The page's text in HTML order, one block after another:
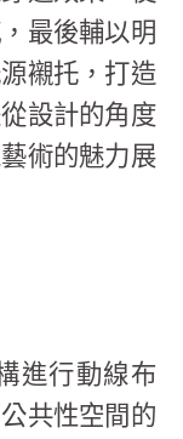
最後輔以明
襯托，打造
設計的角度
術的魅力展
進行動線布
共性空間的